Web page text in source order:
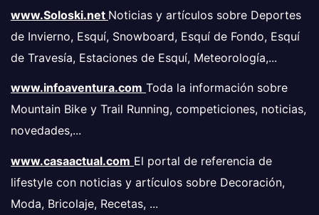
www.Soloski.net Noticias y artículos sobre Deportes
de Invierno, Esquí, Snowboard, Esquí de Fondo, Esquí
de Travesía, Estaciones de Esquí, Meteorología,...
www.infoaventura.com Toda la información sobre
Mountain Bike y Trail Running, competiciones, noticias,
novedades,...
www.casaactual.com El portal de referencia de
lifestyle con noticias y artículos sobre Decoración,
Moda, Bricolaje, Recetas, ...